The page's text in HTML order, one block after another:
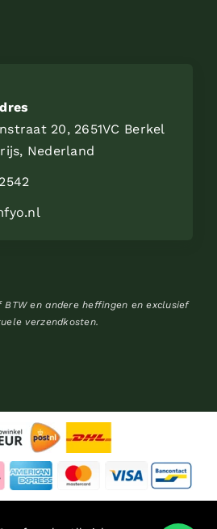
20, 2651VC Berkel
Nederland
en andere heffingen en exclusief
verzendkosten.